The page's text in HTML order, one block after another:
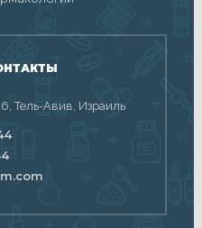
Тель-Авив, Израиль